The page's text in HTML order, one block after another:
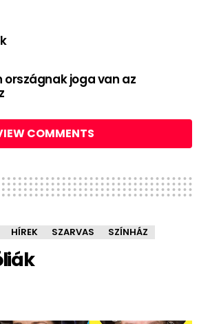
országnak joga van az
COMMENTS
HÍREK SZARVAS SZÍNHÁZ